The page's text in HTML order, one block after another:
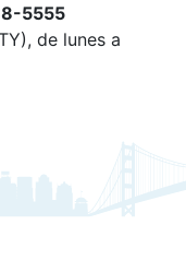
5555
de lunes a